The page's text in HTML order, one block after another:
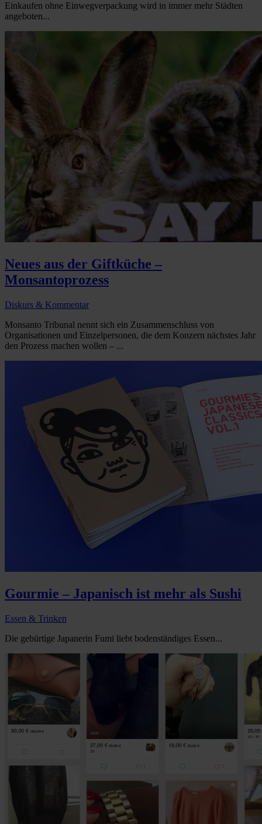
Einkaufen ohne Einwegverpackung wird in immer mehr Städten
angeboten...
Neues aus der Giftküche –
Monsantoprozess
Diskurs & Kommentar
Monsanto Tribunal nennt sich ein Zusammenschluss von
Organisationen und Einzelpersonen, die dem Konzern nächstes Jahr
den Prozess machen wollen – ...
Gourmie – Japanisch ist mehr als Sushi
Essen & Trinken
Die gebürtige Japanerin Fumi liebt bodenständiges Essen...